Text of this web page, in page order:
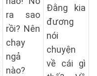
ra sao
rồi? Nên
chạy
ngả
nào?
Đằng kia
đương
nói
chuyện
về cái gì